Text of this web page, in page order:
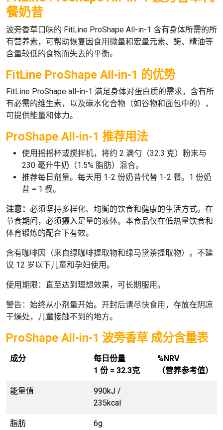
餐奶昔
波旁香草口味的 FitLine ProShape All-in-1 含有身体所需的所
有营养素，可帮助恢复因食用微量和宏量元素、酶、精油等
含量较低的食物而失去的平衡。
FitLine ProShape All-in-1 的优势
FitLine ProShape all-in-1 满足身体对蛋白质的需求，含有所
有必需的维生素，以及碳水化合物（如谷物和面包中的），
可提供能量和体力。
ProShape All-in-1 推荐用法
使用摇摇杯或搅拌机，将约 2 满勺（32.3 克）粉末与
230 毫升牛奶（1.5% 脂肪）混合。
推荐每日剂量。 每天用 1-2 份奶昔代替 1-2 餐。1 份奶
昔 = 1 餐。
注意： 必须坚持多样化、均衡的饮食和健康的生活方式。在
节食期间，必须摄入足量的液体。本食品仅在低热量饮食和
体育锻炼的配合下有效。
含有咖啡因（来自绿咖啡提取物和绿马黛茶提取物）。不建
议 12 岁以下儿童和孕妇使用。
使用期限： 直至达到理想效果，可长期服用。
警告： 始终从小剂量开始。开封后请尽快食用，存放在阴凉
干燥处，儿童接触不到的地方。
ProShape All-in-1 波旁香草 成分含量表
成分
每日份量
1 份 = 32.3克
%NRV
（营养参考值）
能量值
990kJ /
235kcal
脂肪
6g